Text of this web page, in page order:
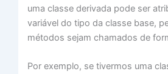
uma classe derivada pode ser
variável do tipo da classe base,
métodos sejam chamados de
Por exemplo, se tivermos uma